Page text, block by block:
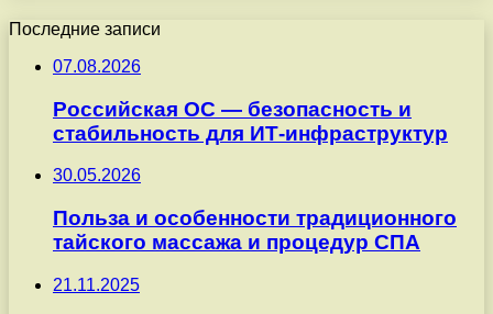
Последние записи
07.08.2026
Российская ОС — безопасность и
стабильность для ИТ-инфраструктур
30.05.2026
Польза и особенности традиционного
тайского массажа и процедур СПА
21.11.2025